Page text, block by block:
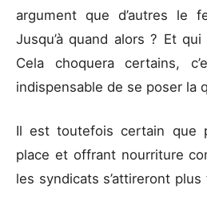
argument que d’autres le
Jusqu’à quand alors ? Et
Cela choquera certains,
indispensable de se poser la
Il est toutefois certain que
place et offrant nourriture
les syndicats s’attireront